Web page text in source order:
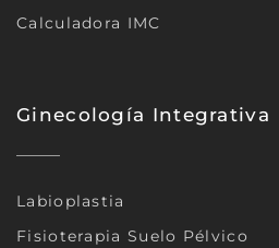
Calculadora IMC
Ginecología Integrativa
Labioplastia
Fisioterapia Suelo Pélvico